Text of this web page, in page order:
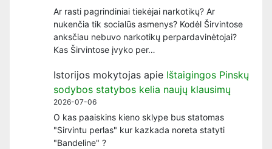
Ar rasti pagrindiniai tiekėjai narkotikų? Ar
nukenčia tik socialūs asmenys? Kodėl Širvintose
anksčiau nebuvo narkotikų perpardavinėtojai?
Kas Širvintose įvyko per…
Istorijos mokytojas apie Ištaigingos Pinskų
sodybos statybos kelia naujų klausimų
2026-07-06
O kas paaiskins kieno sklype bus statomas
"Sirvintu perlas" kur kazkada noreta statyti
"Bandeline" ?